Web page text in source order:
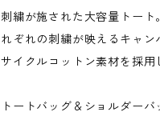
刺繍が施された大容量トー
れぞれの刺繍が映えるキャン
サイクルコットン素材を採用
トートバッグ＆ショルダー